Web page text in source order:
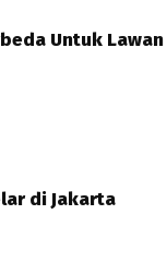
Untuk Lawan
di Jakarta